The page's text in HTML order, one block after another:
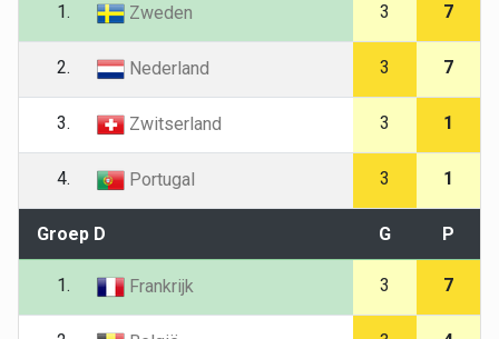
1. Zweden 3 7
2. Nederland 3 7
3. Zwitserland 3 1
4. Portugal 3 1
Groep D G P
1. Frankrijk 3 7